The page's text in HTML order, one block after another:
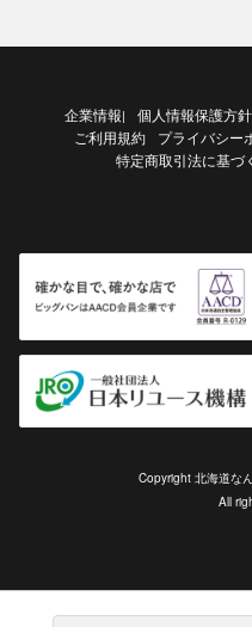
企業情報| 個人情報保護方針
ご利用規約 プライバシー
特定商取引法に基づ
Copyright 北海道な
All